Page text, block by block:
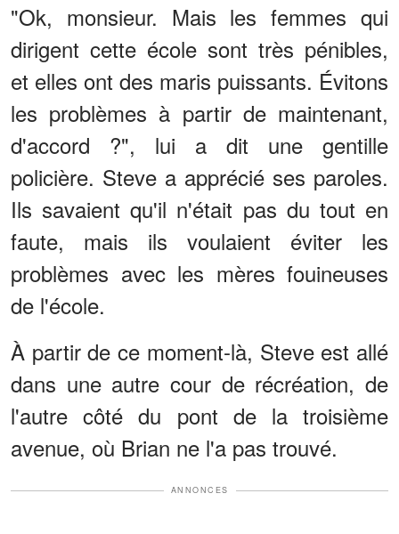
"Ok, monsieur. Mais les femmes qui
dirigent cette école sont très pénibles,
et elles ont des maris puissants. Évitons
les problèmes à partir de maintenant,
d'accord ?", lui a dit une gentille
policière. Steve a apprécié ses paroles.
Ils savaient qu'il n'était pas du tout en
faute, mais ils voulaient éviter les
problèmes avec les mères fouineuses
de l'école.
À partir de ce moment-là, Steve est allé
dans une autre cour de récréation, de
l'autre côté du pont de la troisième
avenue, où Brian ne l'a pas trouvé.
ANNONCES